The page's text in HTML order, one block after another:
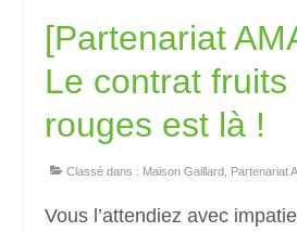
[Partenariat
Le contrat fruits
rouges est là !
Classé dans : Maison Gaillard Partenariat
Vous l’attendiez avec